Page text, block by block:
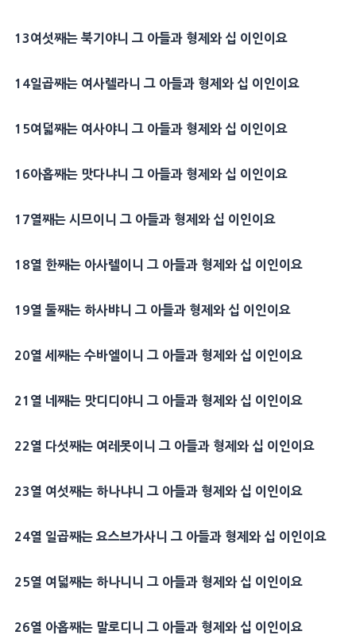
13여섯째는 북기야니 그 아들과 형제 와 십 이인이요
14일곱째는 여사렐라니 그 아들과 형제 와 십 이인이요
15여덟째는 여사야니 그 아들과 형제 와 십 이인이요
16아홉째는 맛다냐니 그 아들과 형제 와 십 이인이요
17열째는 시므이 니 그 아들과 형제 와 십 이인이요
18열 한째는 아사렐이니 그 아들과 형제 와 십 이인이요
19열 둘째는 하사뱌니 그 아들과 형제 와 십 이인이요
20열 세째는 수바엘이니 그 아들과 형제 와 십 이인이요
21 열 네째는 맛디디야니 그 아들과 형제 와 십 이인이요
22열 다섯째는 여레못이니 그 아들과 형제 와 십 이인이요
23열 여섯째는 하나냐니 그 아들과 형제 와 십 이인이요
24열 일곱째는 요스브가사니 그 아들과 형제 와 십 이인이요
25열 여덟째는 하나니 니 그 아들과 형제 와 십 이인이요
26열 아홉째는 말로디 니 그 아들과 형제 와 십 이인이요